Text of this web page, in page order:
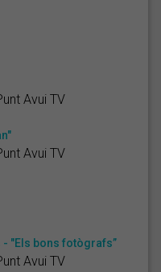
Avui TV
Avui TV
- "Els bons fotògrafs”
Avui TV